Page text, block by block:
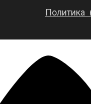
Политика